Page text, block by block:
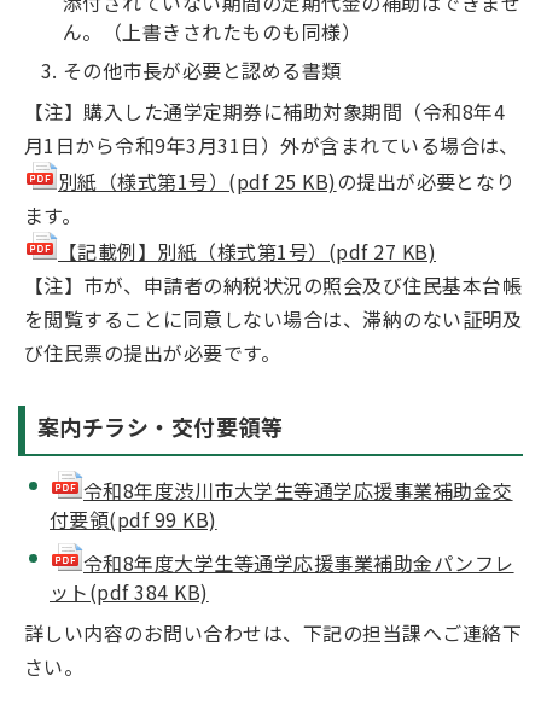
ん。（上書きされたものも同様）
その他市長が必要と認める書類
【注】購入した通学定期券に補助対象期間（令和8年4
月1日から令和9年3月31日）外が含まれている場合は、
別紙（様式第1号）(pdf 25 KB)の提出が必要となり
ます。
【記載例】別紙（様式第1号）(pdf 27 KB)
【注】市が、申請者の納税状況の照会及び住民基本台帳
を閲覧することに同意しない場合は、滞納のない証明及
び住民票の提出が必要です。
案内チラシ・交付要領等
令和8年度渋川市大学生等通学応援事業補助金交
付要領(pdf 99 KB)
令和8年度大学生等通学応援事業補助金パンフレ
ット(pdf 384 KB)
詳しい内容のお問い合わせは、下記の担当課へご連絡下
さい。